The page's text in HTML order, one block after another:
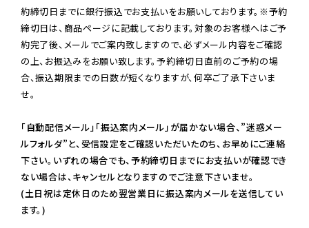
約締切日までに銀行振込でお支払いをお願いしております。※予約
締切日は、商品ページに記載しております。対象のお客様へはご予
約完了後、メールでご案内致しますので、必ずメール内容をご確認
の上、お振込みをお願い致します。予約締切日直前のご予約の場
合、振込期限までの日数が短くなりますが、何卒ご了承下さいま
せ。
「自動配信メール」「振込案内メール」が届かない場合、”迷惑メー
ルフォルダ”と、受信設定をご確認いただいたのち、お早めにご連絡
下さい。いずれの場合でも、予約締切日までにお支払いが確認でき
ない場合は、キャンセルとなりますのでご注意下さいませ。
(土日祝は定休日のため翌営業日に振込案内メールを送信してい
ます。)